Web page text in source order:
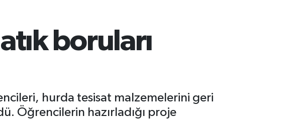
boruları
hurda tesisat malzemelerini geri
Öğrencilerin hazırladığı proje